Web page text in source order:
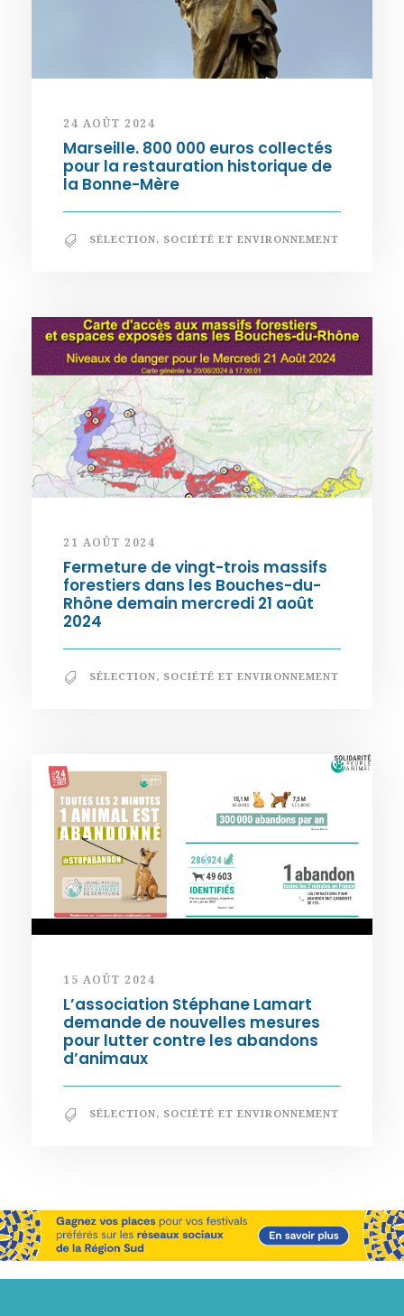
24 AOÛT 2024
Marseille. 800 000 euros collectés
pour la restauration historique de
la Bonne-Mère
SÉLECTION, SOCIÉTÉ ET ENVIRONNEMENT
21 AOÛT 2024
Fermeture de vingt-trois massifs
forestiers dans les Bouches-du-
Rhône demain mercredi 21 août
2024
SÉLECTION, SOCIÉTÉ ET ENVIRONNEMENT
15 AOÛT 2024
L’association Stéphane Lamart
demande de nouvelles mesures
pour lutter contre les abandons
d’animaux
SÉLECTION, SOCIÉTÉ ET ENVIRONNEMENT